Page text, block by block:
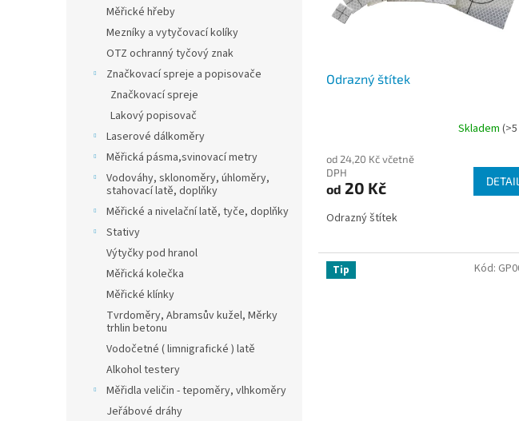
Měřické hřeby
Mezníky a vytyčovací kolíky
OTZ ochranný tyčový znak
Značkovací spreje a popisovače
Značkovací spreje
Lakový popisovač
Laserové dálkoměry
Měřická pásma,svinovací metry
Vodováhy, sklonoměry, úhloměry,
stahovací latě, doplňky
Měřické a nivelační latě, tyče, doplňky
Stativy
Výtyčky pod hranol
Měřická kolečka
Měřické klínky
Tvrdoměry, Abramsův kužel, Měrky
trhlin betonu
Vodočetné ( limnigrafické ) latě
Alkohol testery
Měřidla veličin - tepoměry, vlhkoměry
Jeřábové dráhy
Odrazný štítek
Skladem
od 24,20 Kč včetně
DPH
od 20 Kč DETAIL
Odrazný štítek
Tip Kód: